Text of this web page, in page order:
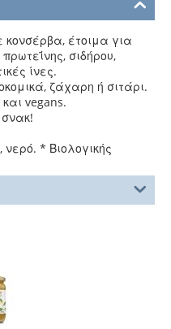
κονσέρβα, έτοιμα για
σιδήρου,
ίνες.
ζάχαρη ή σιτάρι.
vegans.
* Βιολογικής